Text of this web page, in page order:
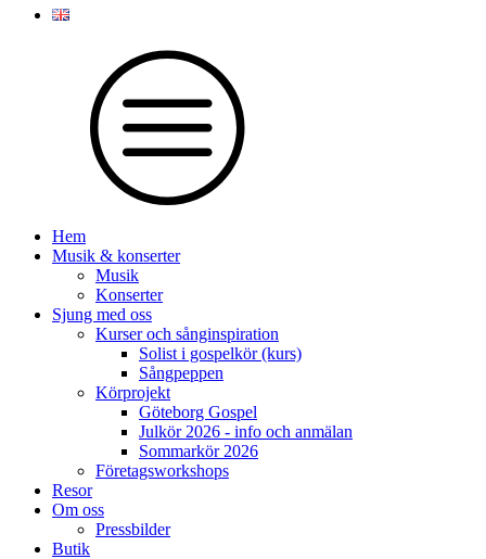
Hem
Musik & konserter
Musik
Konserter
Sjung med oss
Kurser och sånginspiration
Solist i gospelkör (kurs)
Sångpeppen
Körprojekt
Göteborg Gospel
Julkör 2026 - info och anmälan
Sommarkör 2026
Företagsworkshops
Resor
Om oss
Pressbilder
Butik